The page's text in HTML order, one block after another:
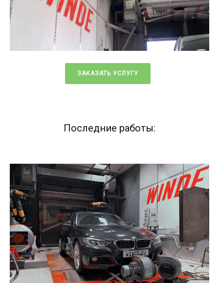
ЗАКАЗАТЬ УСЛУГУ
Последние работы: